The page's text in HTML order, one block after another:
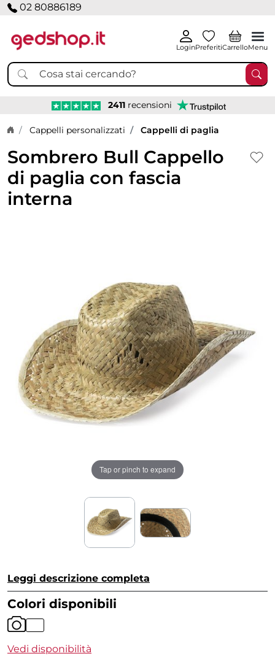
02 80886189
LoginPreferitiCarrelloMenu
2411 recensioni
Home page
Cappelli personalizzati Cappelli di paglia
Sombrero Bull Cappello
di paglia con fascia
interna
Tap or pinch to expand
Leggi descrizione completa
Colori disponibili
Vedi disponibilità